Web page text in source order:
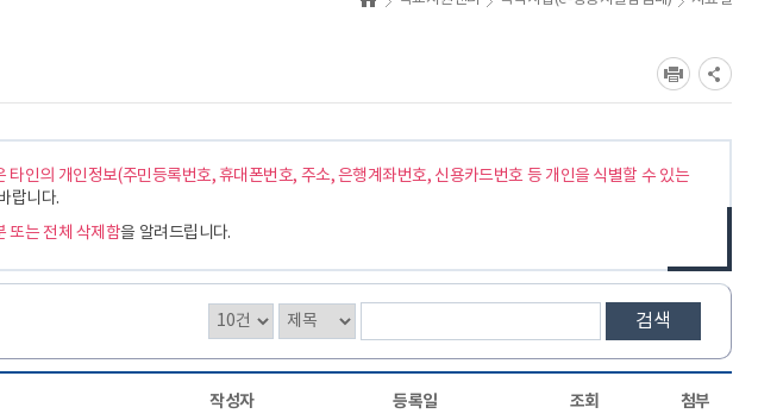
타인의 개인정보(주민등록번호, 휴대폰번호, 주소, 은행계좌번호, 신용카드번호 등 개인을 식별할 수 있는
랍니다.
또는 전체 삭제함을 알려드립니다.
검색
작성자 등록일 조회 첨부